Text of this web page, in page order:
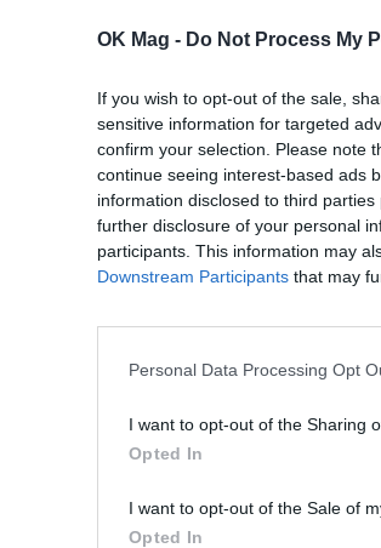
OK Mag - Do Not Process My
If you wish to opt-out of the sale,
sensitive information for targeted
confirm your selection. Please note
continue seeing interest-based ads
information disclosed to third
further disclosure of your personal
participants. This information may
Downstream Participants that may
Personal Data Processing Opt
I want to opt-out of the Sharing
Opted In
I want to opt-out of the Sale of
Opted In